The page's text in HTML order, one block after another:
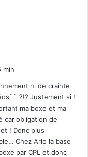
min
ni de crainte
?!? Justement si !
ma boxe et ma
car obligation de
! Donc plus
Chez Arlo la base
par CPL et donc